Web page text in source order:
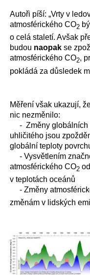
Autoři píší: „Vrty v
atmosférického CO2
o celá staletí. Avšak
budou naopak se
atmosférického CO2,
pokládá za důsledek
Měření však ukazují,
nic nezměnilo:
- Změny globálních
uhličitého jsou
globální teploty
- Vysvětlením
atmosférického CO2
v teplotách oceánů
- Změny
změnám v lidských